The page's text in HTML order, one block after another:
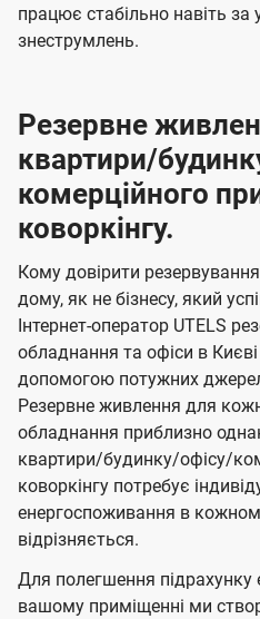
працює стабільно навіть
знеструмлень.
Резервне
квартири/
комерційного
коворкінгу.
Кому довірити
дому, як не бізнесу, який
Інтернет-оператор UTELS
обладнання та офіси в Києві
допомогою потужних
Резервне живлення для
обладнання приблизно
квартири/будинку/офісу/
коворкінгу потребує
енергоспоживання в
відрізняється.
Для полегшення
вашому приміщенні ми